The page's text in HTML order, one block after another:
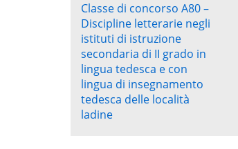
Classe di concorso A80 –
Discipline letterarie negli
istituti di istruzione
secondaria di II grado in
lingua tedesca e con
lingua di insegnamento
tedesca delle località
ladine